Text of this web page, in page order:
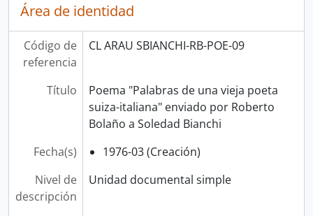
Área de identidad
Código de
referencia
CL ARAU SBIANCHI-RB-POE-09
Título
Poema "Palabras de una vieja poeta
suiza-italiana" enviado por Roberto
Bolaño a Soledad Bianchi
Fecha(s)
1976-03 (Creación)
Nivel de
descripción
Unidad documental simple